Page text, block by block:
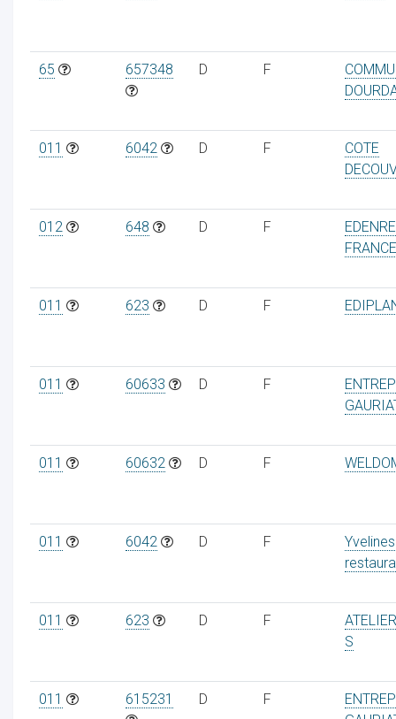
65 657348 D F
011 6042 D F
COTE
012 648 D F
FRANCE
011 623 D F
011 60633 D F
011 60632 D F
011 6042 D F
Yvelines
011 623 D F
S
011 615231 D F